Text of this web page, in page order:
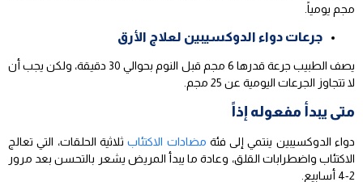
مجم يومياً.
جرعات دواء الدوكسيبين لعلاج الأرق
يصف الطبيب جرعة قدرها 6 مجم قبل النوم بحوالي 30 دقيقة، ولكن يجب أن
لا تتجاوز الجرعات اليومية عن 25 مجم.
متى يبدأ مفعوله إذاً
دواء الدوكسيبين ينتمي إلى فئة مضادات الاكتئابثلاثية الحلقات، التي تعالج
الاكتئاب واضطرابات القلق، وعادة ما يبدأ المريض يشعر بالتحسن بعد مرور
2-4 أسابيع.